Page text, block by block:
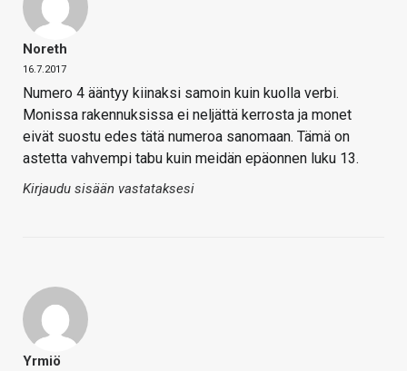
Noreth
16.7.2017
Numero 4 ääntyy kiinaksi samoin kuin kuolla verbi.
Monissa rakennuksissa ei neljättä kerrosta ja monet
eivät suostu edes tätä numeroa sanomaan. Tämä on
astetta vahvempi tabu kuin meidän epäonnen luku 13.
Kirjaudu sisään vastataksesi
Yrmiö